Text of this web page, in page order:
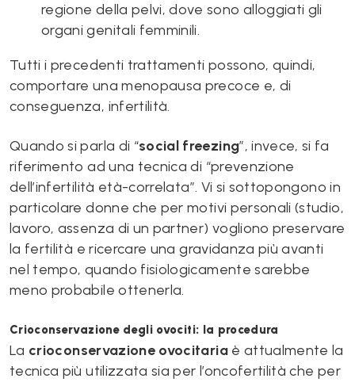
regione della pelvi, dove sono alloggiati gli
organi genitali femminili.
Tutti i precedenti trattamenti possono, quindi,
comportare una menopausa precoce e, di
conseguenza, infertilità.
Quando si parla di “social freezing”, invece, si fa
riferimento ad una tecnica di “prevenzione
dell’infertilità età-correlata”. Vi si sottopongono in
particolare donne che per motivi personali (studio,
lavoro, assenza di un partner) vogliono preservare
la fertilità e ricercare una gravidanza più avanti
nel tempo, quando fisiologicamente sarebbe
meno probabile ottenerla.
Crioconservazione degli ovociti: la procedura
La crioconservazione ovocitaria è attualmente la
tecnica più utilizzata sia per l’oncofertilità che per